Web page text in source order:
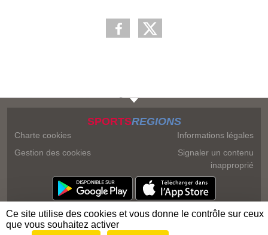
SPORTSREGIONS
Charte cookies
Gestion des cookies
Informations légales
Signaler un contenu
inapproprié
Ce site utilise des cookies et vous donne le contrôle sur ceux
que vous souhaitez activer